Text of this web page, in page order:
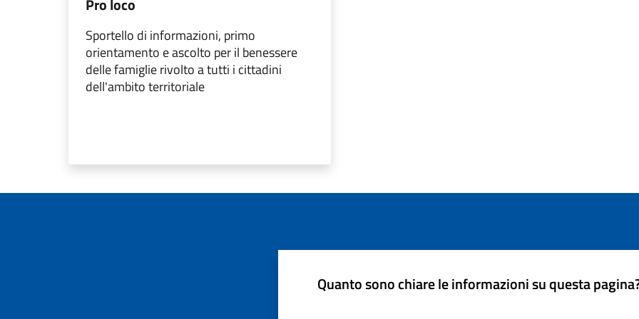
Pro loco
Sportello di informazioni, primo
orientamento e ascolto per il benessere
delle famiglie rivolto a tutti i cittadini
dell'ambito territoriale
Quanto sono chiare le informazioni su questa